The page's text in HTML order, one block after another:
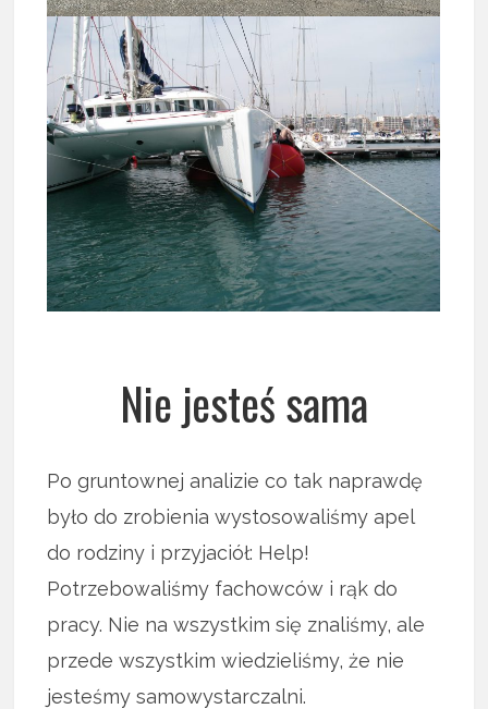
Nie jesteś sama
Po gruntownej analizie co tak naprawdę
było do zrobienia wystosowaliśmy apel
do rodziny i przyjaciół: Help!
Potrzebowaliśmy fachowców i rąk do
pracy. Nie na wszystkim się znaliśmy, ale
przede wszystkim wiedzieliśmy, że nie
jesteśmy samowystarczalni.